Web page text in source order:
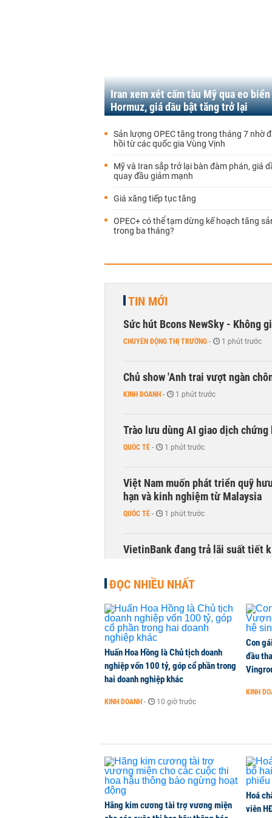
Iran xem xét cấm tàu Mỹ qua eo biển
Hormuz, giá dầu bật tăng trở lại
Sản lượng OPEC tăng trong tháng 7 nhờ
hồi từ các quốc gia Vùng Vịnh
Mỹ và Iran sắp trở lại bàn đàm phán, giá
quay đầu giảm mạnh
Giá xăng tiếp tục tăng
OPEC+ có thể tạm dừng kế hoạch tăng
trong ba tháng?
TIN MỚI
Sức hút Bcons NewSky - Không
CHUYỂN ĐỘNG THỊ TRƯỜNG - 1 phút trước
Chủ show 'Anh trai vượt ngàn
KINH DOANH - 1 phút trước
Trào lưu dùng AI giao dịch chứng
QUỐC TẾ - 1 phút trước
Việt Nam muốn phát triển quỹ
hạn và kinh nghiệm từ Malaysia
QUỐC TẾ - 1 phút trước
VietinBank đang trả lãi suất tiết
Điều gì khiến mảng ngân hàng
lãi?
KINH DOANH 1 phút trước
Quy mô quỹ PYN Elite giảm hơn
CHỨNG KHOÁN
Phía sau một Đà Nẵng đáng
ĐỌC NHIỀU NHẤT
Huấn Hoa Hồng là Chủ tịch doanh
nghiệp vốn 100 tỷ, góp cổ phần trong
hai doanh nghiệp khác
KINH DOANH - 10 giờ trước
Con
đầu
KINH
Hãng kim cương tài trợ vương miện
Hoá
viên